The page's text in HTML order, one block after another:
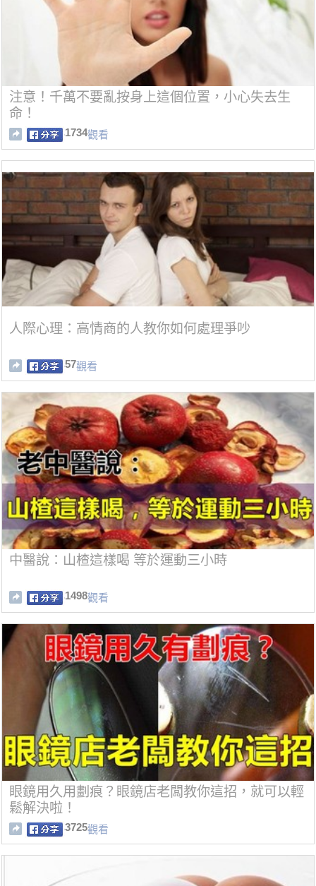
注意！千萬不要亂按身上這個位置，小心失去生
命！
1734觀看
人際心理：高情商的人教你如何處理爭吵
57觀看
中醫說：山楂這樣喝 等於運動三小時
1498觀看
眼鏡用久用劃痕？眼鏡店老闆教你這招，就可以輕
鬆解決啦！
3725觀看